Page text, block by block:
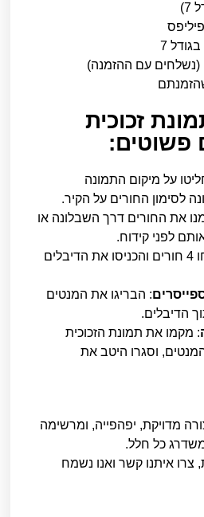
7
(נשלחים עם ההזמנה)
זכוכית
פשוטים:
על מיקום התמונה
לסימון החורים על הקיר.
את החורים דרך השבלונה או
לפני קידוח.
: קדחו 4 חורים והכניסו את הדיבלים
: הבריגו את המנטים
הדיבלים.
: מקמו את תמונת הזכוכית
וסגרו היטב את
מדויקת, יפהפייה, ומרשימה
כל חלל.
צרו איתנו קשר ואנו נשמח